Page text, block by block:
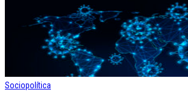
Sociopolítica